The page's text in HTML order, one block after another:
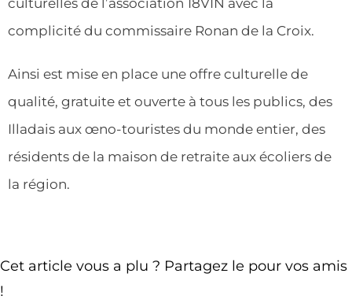
culturelles de l’association 18VIN avec la
complicité du commissaire Ronan de la Croix.
Ainsi est mise en place une offre culturelle de
qualité, gratuite et ouverte à tous les publics, des
Illadais aux œno-touristes du monde entier, des
résidents de la maison de retraite aux écoliers de
la région.
Cet article vous a plu ? Partagez le pour vos amis
!